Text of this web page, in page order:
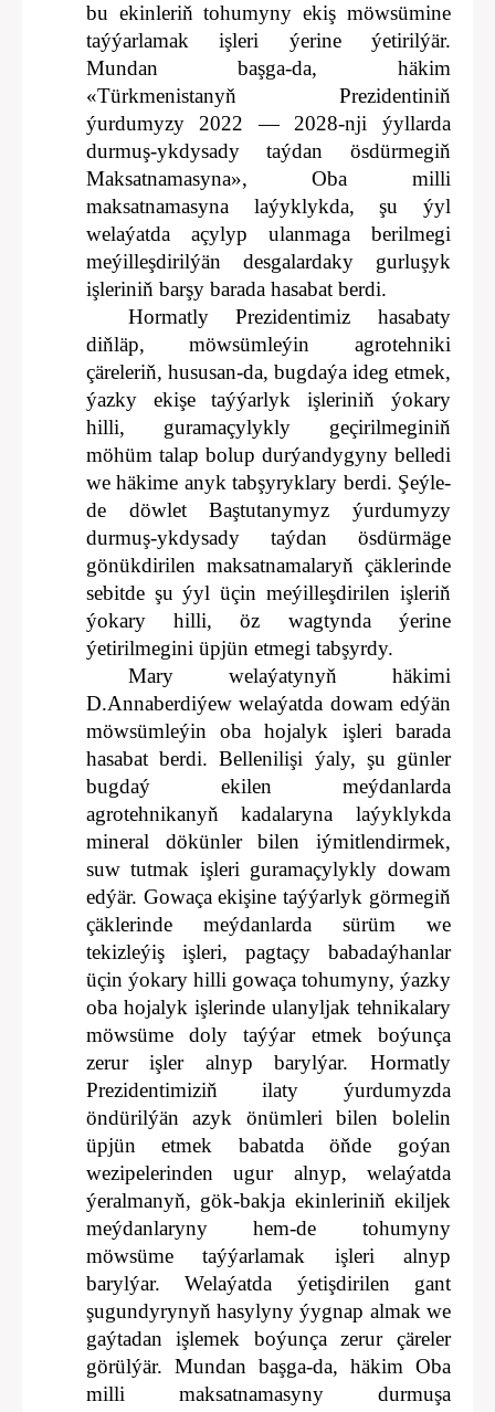
bu ekinleriň tohumyny ekiş möwsümine
taýýarlamak işleri ýerine ýetirilýär.
Mundan başga-da, häkim
«Türkmenistanyň Prezidentiniň
ýurdumyzy 2022 — 2028-nji ýyllarda
durmuş-ykdysady taýdan ösdürmegiň
Maksatnamasyna», Oba milli
maksatnamasyna laýyklykda, şu ýyl
welaýatda açylyp ulanmaga berilmegi
meýilleşdirilýän desgalardaky gurluşyk
işleriniň barşy barada hasabat berdi.
Hormatly Prezidentimiz hasabaty
diňläp, möwsümleýin agrotehniki
çäreleriň, hususan-da, bugdaýa ideg etmek,
ýazky ekişe taýýarlyk işleriniň ýokary
hilli, guramaçylykly geçirilmeginiň
möhüm talap bolup durýandygyny belledi
we häkime anyk tabşyryklary berdi. Şeýle-
de döwlet Baştutanymyz ýurdumyzy
durmuş-ykdysady taýdan ösdürmäge
gönükdirilen maksatnamalaryň çäklerinde
sebitde şu ýyl üçin meýilleşdirilen işleriň
ýokary hilli, öz wagtynda ýerine
ýetirilmegini üpjün etmegi tabşyrdy.
Mary welaýatynyň häkimi
D.Annaberdiýew welaýatda dowam edýän
möwsümleýin oba hojalyk işleri barada
hasabat berdi. Bellenilişi ýaly, şu günler
bugdaý ekilen meýdanlarda
agrotehnikanyň kadalaryna laýyklykda
mineral dökünler bilen iýmitlendirmek,
suw tutmak işleri guramaçylykly dowam
edýär. Gowaça ekişine taýýarlyk görmegiň
çäklerinde meýdanlarda sürüm we
tekizleýiş işleri, pagtaçy babadaýhanlar
üçin ýokary hilli gowaça tohumyny, ýazky
oba hojalyk işlerinde ulanyljak tehnikalary
möwsüme doly taýýar etmek boýunça
zerur işler alnyp barylýar. Hormatly
Prezidentimiziň ilaty ýurdumyzda
öndürilýän azyk önümleri bilen bolelin
üpjün etmek babatda öňde goýan
wezipelerinden ugur alnyp, welaýatda
ýeralmanyň, gök-bakja ekinleriniň ekiljek
meýdanlaryny hem-de tohumyny
möwsüme taýýarlamak işleri alnyp
barylýar. Welaýatda ýetişdirilen gant
şugundyrynyň hasylyny ýygnap almak we
gaýtadan işlemek boýunça zerur çäreler
görülýär. Mundan başga-da, häkim Oba
milli maksatnamasyny durmuşa